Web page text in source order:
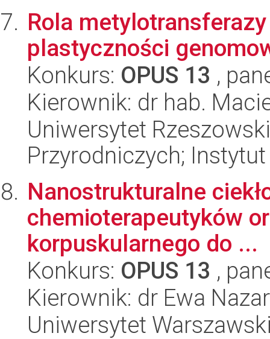
Rola
plastyczności
Konkurs: OPUS 13 ,
Kierownik: dr hab.
Uniwersytet
Przyrodniczych;
Nanostrukturalne
chemioterapeutyków
korpuskularnego do ...
Konkurs: OPUS 13 ,
Kierownik: dr Ewa
Uniwersytet